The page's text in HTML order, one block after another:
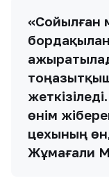
«Сойылған
өнім
цехының
Жұмағали